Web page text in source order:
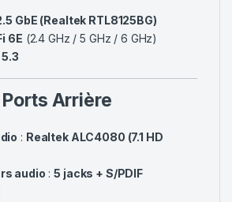
GbE (Realtek RTL8125BG)
6E (2.4 GHz / 5 GHz / 6 GHz)
5.3
Arrière
: Realtek ALC4080 (7.1 HD
audio :5 jacks + S/PDIF